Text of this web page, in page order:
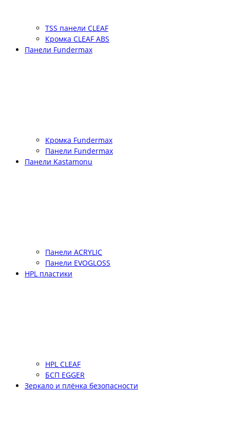
TSS панели CLEAF
Кромка CLEAF ABS
Панели Fundermax
Кромка Fundermax
Панели Fundermax
Панели Kastamonu
Панели ACRYLIC
Панели EVOGLOSS
HPL пластики
HPL CLEAF
БСП EGGER
Зеркало и плёнка безопасности